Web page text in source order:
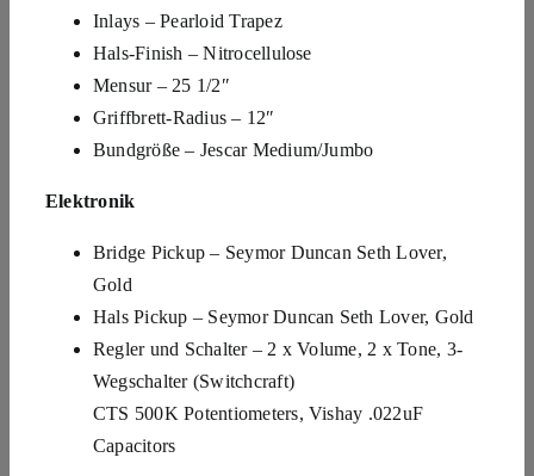
Inlays – Pearloid Trapez
Hals-Finish – Nitrocellulose
Mensur – 25 1/2″
Griffbrett-Radius – 12″
Bundgröße – Jescar Medium/Jumbo
Elektronik
Bridge Pickup – Seymor Duncan Seth Lover,
Gold
Hals Pickup – Seymor Duncan Seth Lover, Gold
Regler und Schalter – 2 x Volume, 2 x Tone, 3-
Wegschalter (Switchcraft)
CTS 500K Potentiometers, Vishay .022uF
Capacitors